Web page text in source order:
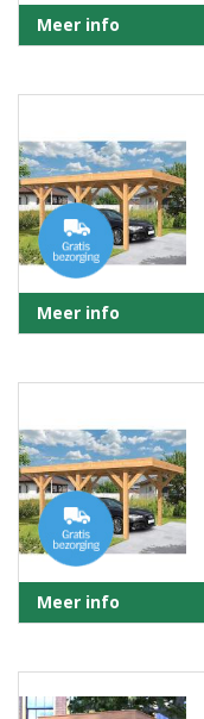
Meer info
Meer info
Meer info